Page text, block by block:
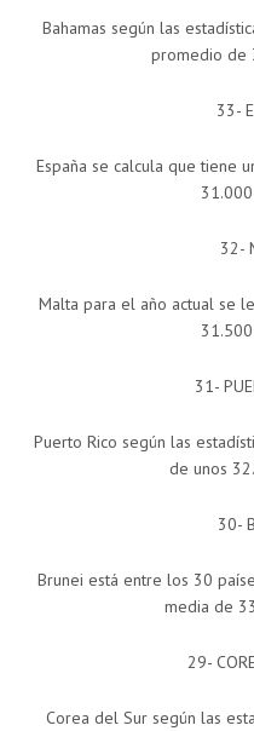
Bahamas según las
promedio de
33-
España se calcula que tiene
32-
Malta para el año actual se
31-
Puerto Rico según las
de unos
30-
Brunei está entre los 30
media de
29-
Corea del Sur según las